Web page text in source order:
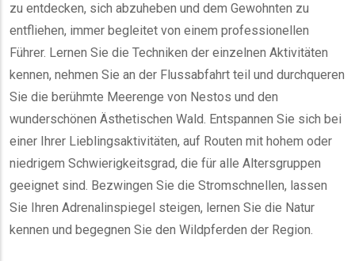
zu entdecken, sich abzuheben und dem Gewohnten zu
entfliehen, immer begleitet von einem professionellen
Führer. Lernen Sie die Techniken der einzelnen Aktivitäten
kennen, nehmen Sie an der Flussabfahrt teil und durchqueren
Sie die berühmte Meerenge von Nestos und den
wunderschönen Ästhetischen Wald. Entspannen Sie sich bei
einer Ihrer Lieblingsaktivitäten, auf Routen mit hohem oder
niedrigem Schwierigkeitsgrad, die für alle Altersgruppen
geeignet sind. Bezwingen Sie die Stromschnellen, lassen
Sie Ihren Adrenalinspiegel steigen, lernen Sie die Natur
kennen und begegnen Sie den Wildpferden der Region.